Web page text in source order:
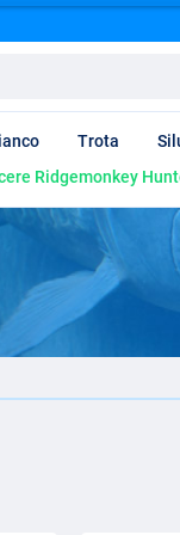
Trota
Ridgemonkey